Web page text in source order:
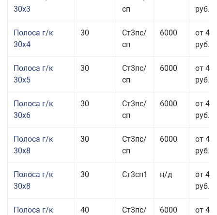
30x3
сп
руб.
Полоса г/к
30x4
30
Ст3пс/
сп
6000
от 44
руб.
Полоса г/к
30x5
30
Ст3пс/
сп
6000
от 43
руб.
Полоса г/к
30x6
30
Ст3пс/
сп
6000
от 46
руб.
Полоса г/к
30x8
30
Ст3пс/
сп
6000
от 43
руб.
Полоса г/к
30x8
30 Ст3сп1 н/д
от 43
руб.
Полоса г/к
40
Ст3пс/
6000
от 44